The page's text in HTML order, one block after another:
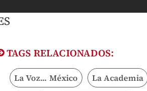
TAGS RELACIONADOS:
La Voz... México La Academia